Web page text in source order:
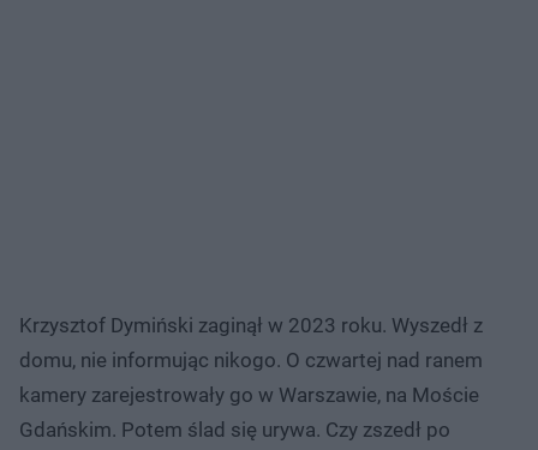
Krzysztof Dymiński zaginął w 2023 roku. Wyszedł z
domu, nie informując nikogo. O czwartej nad ranem
kamery zarejestrowały go w Warszawie, na Moście
Gdańskim. Potem ślad się urywa. Czy zszedł po